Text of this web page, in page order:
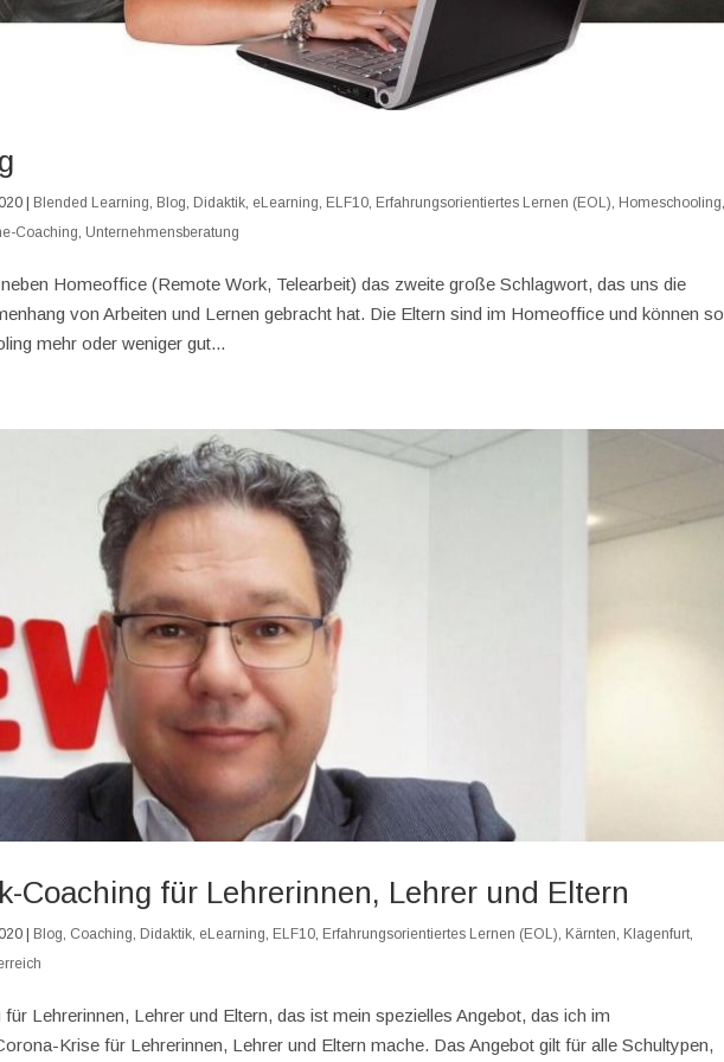
| Blended Learning Blog Didaktik eLearning ELF10 Erfahrungsorientiertes Lernen (EOL) Homeschooling
Coaching Unternehmensberatung
Homeoffice (Remote Work, Telearbeit) das zweite große Schlagwort, das uns die
von Arbeiten und Lernen gebracht hat. Die Eltern sind im Homeoffice und können so
mehr oder weniger gut...
Coaching für Lehrerinnen, Lehrer und Eltern
Blog, Coaching, Didaktik, eLearning, ELF10, Erfahrungsorientiertes Lernen (EOL), Kärnten, Klagenfurt,
Lehrerinnen, Lehrer und Eltern, das ist mein spezielles Angebot, das ich im
Krise für Lehrerinnen, Lehrer und Eltern mache. Das Angebot gilt für alle Schultypen,